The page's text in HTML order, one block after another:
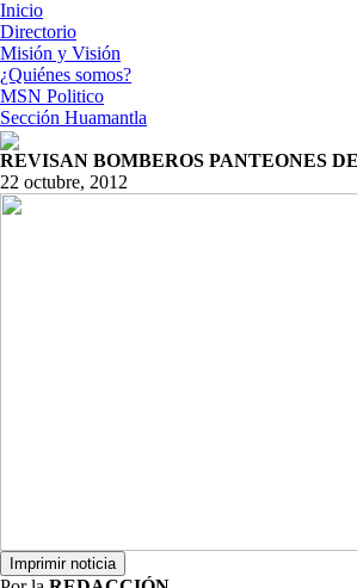
Inicio
Directorio
Misión y Visión
¿Quiénes somos?
MSN Politico
Sección Huamantla
REVISAN BOMBEROS PANTEONES
22 octubre, 2012